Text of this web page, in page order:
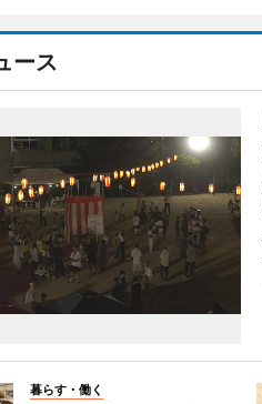
ース
暮らす・働く